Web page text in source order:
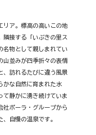
リア。標高の高いこの地
隣接する「いぶきの里ス
名物として親しまれてい
山並みが四季折々の表情
、訪れるたびに違う風景
かな自然に育まれた水
て静かに湧き続けていま
社ポーラ・グループから
自慢の温泉です。